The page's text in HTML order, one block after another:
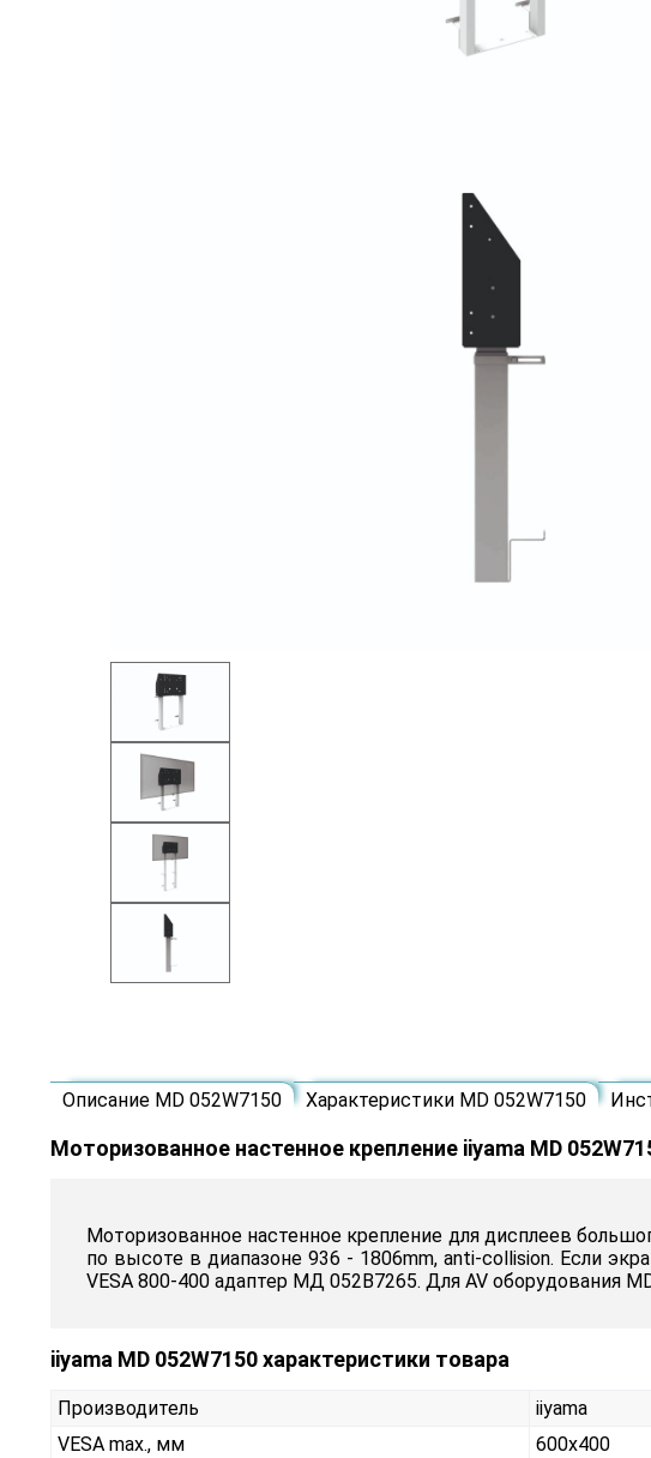
Описание MD 052W7150 Характеристики MD 052W7150
Моторизованное настенное крепление iiyama MD
Моторизованное настенное крепление для дисплеев
по высоте в диапазоне 936 - 1806mm, anti-collision. Если
VESA 800-400 адаптер МД 052B7265. Для AV оборудования
iiyama MD 052W7150 характеристики товара
Производитель
iiyama
VESA max., мм
600x400